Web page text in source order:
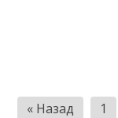
« Назад 1